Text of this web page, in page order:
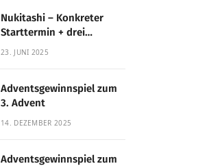
Nukitashi – Konkreter
Starttermin + drei
Fassungen enthüllt
23. JUNI 2025
Adventsgewinnspiel zum
3. Advent
14. DEZEMBER 2025
Adventsgewinnspiel zum